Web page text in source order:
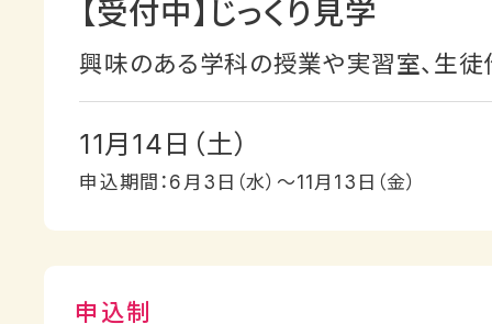
【受付中】じっくり見学
興味のある学科の授業や実習室、生
11月14日（土）
申込期間：6月3日（水）〜11月13日（金）